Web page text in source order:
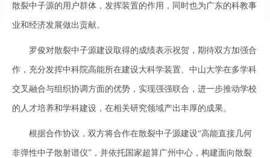
散裂中子源的用户群体，发挥装置的作用，同时也为广东的科教事
业和经济发展做出贡献。
罗俊对散裂中子源建设取得的成绩表示祝贺，期待双方加强合
作，充分发挥中科院高能所在建设大科学装置、中山大学在多学科
交叉融合与组织协调方面的优势，实现强强联合，进一步推动学校
的人才培养和学科建设，在相关研究领域产出丰厚的成果。
根据合作协议，双方将合作在散裂中子源建设“高能直接几何
非弹性中子散射谱仪”，并依托国家超算广州中心，构建面向散裂